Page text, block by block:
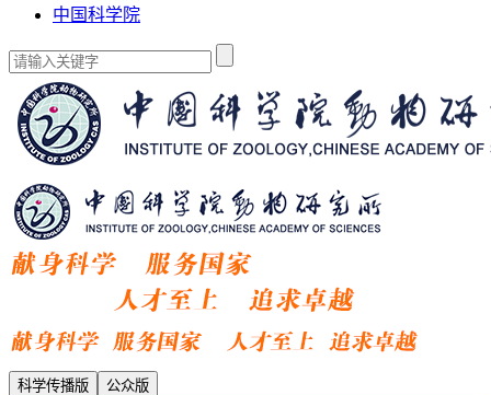
中国科学院
科学传播版 公众版